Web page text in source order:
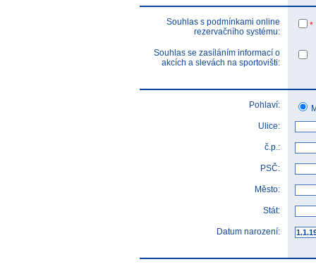
Souhlas s podmínkami online
rezervačního systému:
*
Souhlas se zasíláním informací o
akcích a slevách na sportovišti:
Pohlaví:
Ulice:
č.p.:
PSČ:
Město:
Stát:
Datum narození: